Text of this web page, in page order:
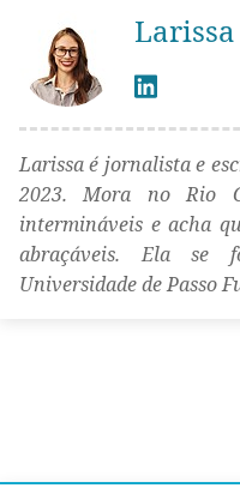
Larissa
Larissa é jornalista e
2023. Mora no Rio
intermináveis e acha
abraçáveis. Ela se
Universidade de Passo